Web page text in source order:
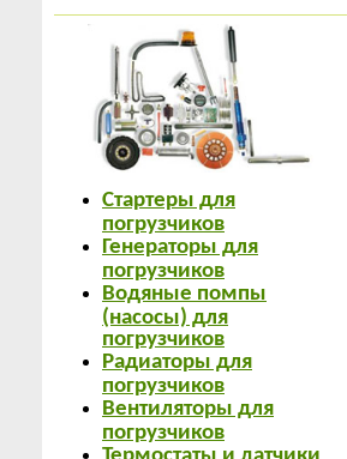
Стартеры для
погрузчиков
Генераторы для
погрузчиков
Водяные помпы
(насосы) для
погрузчиков
Радиаторы для
погрузчиков
Вентиляторы для
погрузчиков